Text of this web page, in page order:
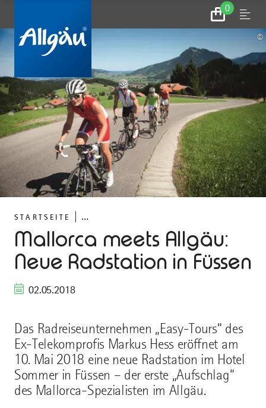
0
Zum
Warenkorb
Menu
STARTSEITE ...
Mallorca meets Allgäu:
Neue Radstation in Füssen
02.05.2018
©
Das Radreiseunternehmen „Easy-Tours“ des
Ex-Telekomprofis Markus Hess eröffnet am
10. Mai 2018 eine neue Radstation im Hotel
Sommer in Füssen – der erste „Aufschlag“
des Mallorca-Spezialisten im Allgäu.